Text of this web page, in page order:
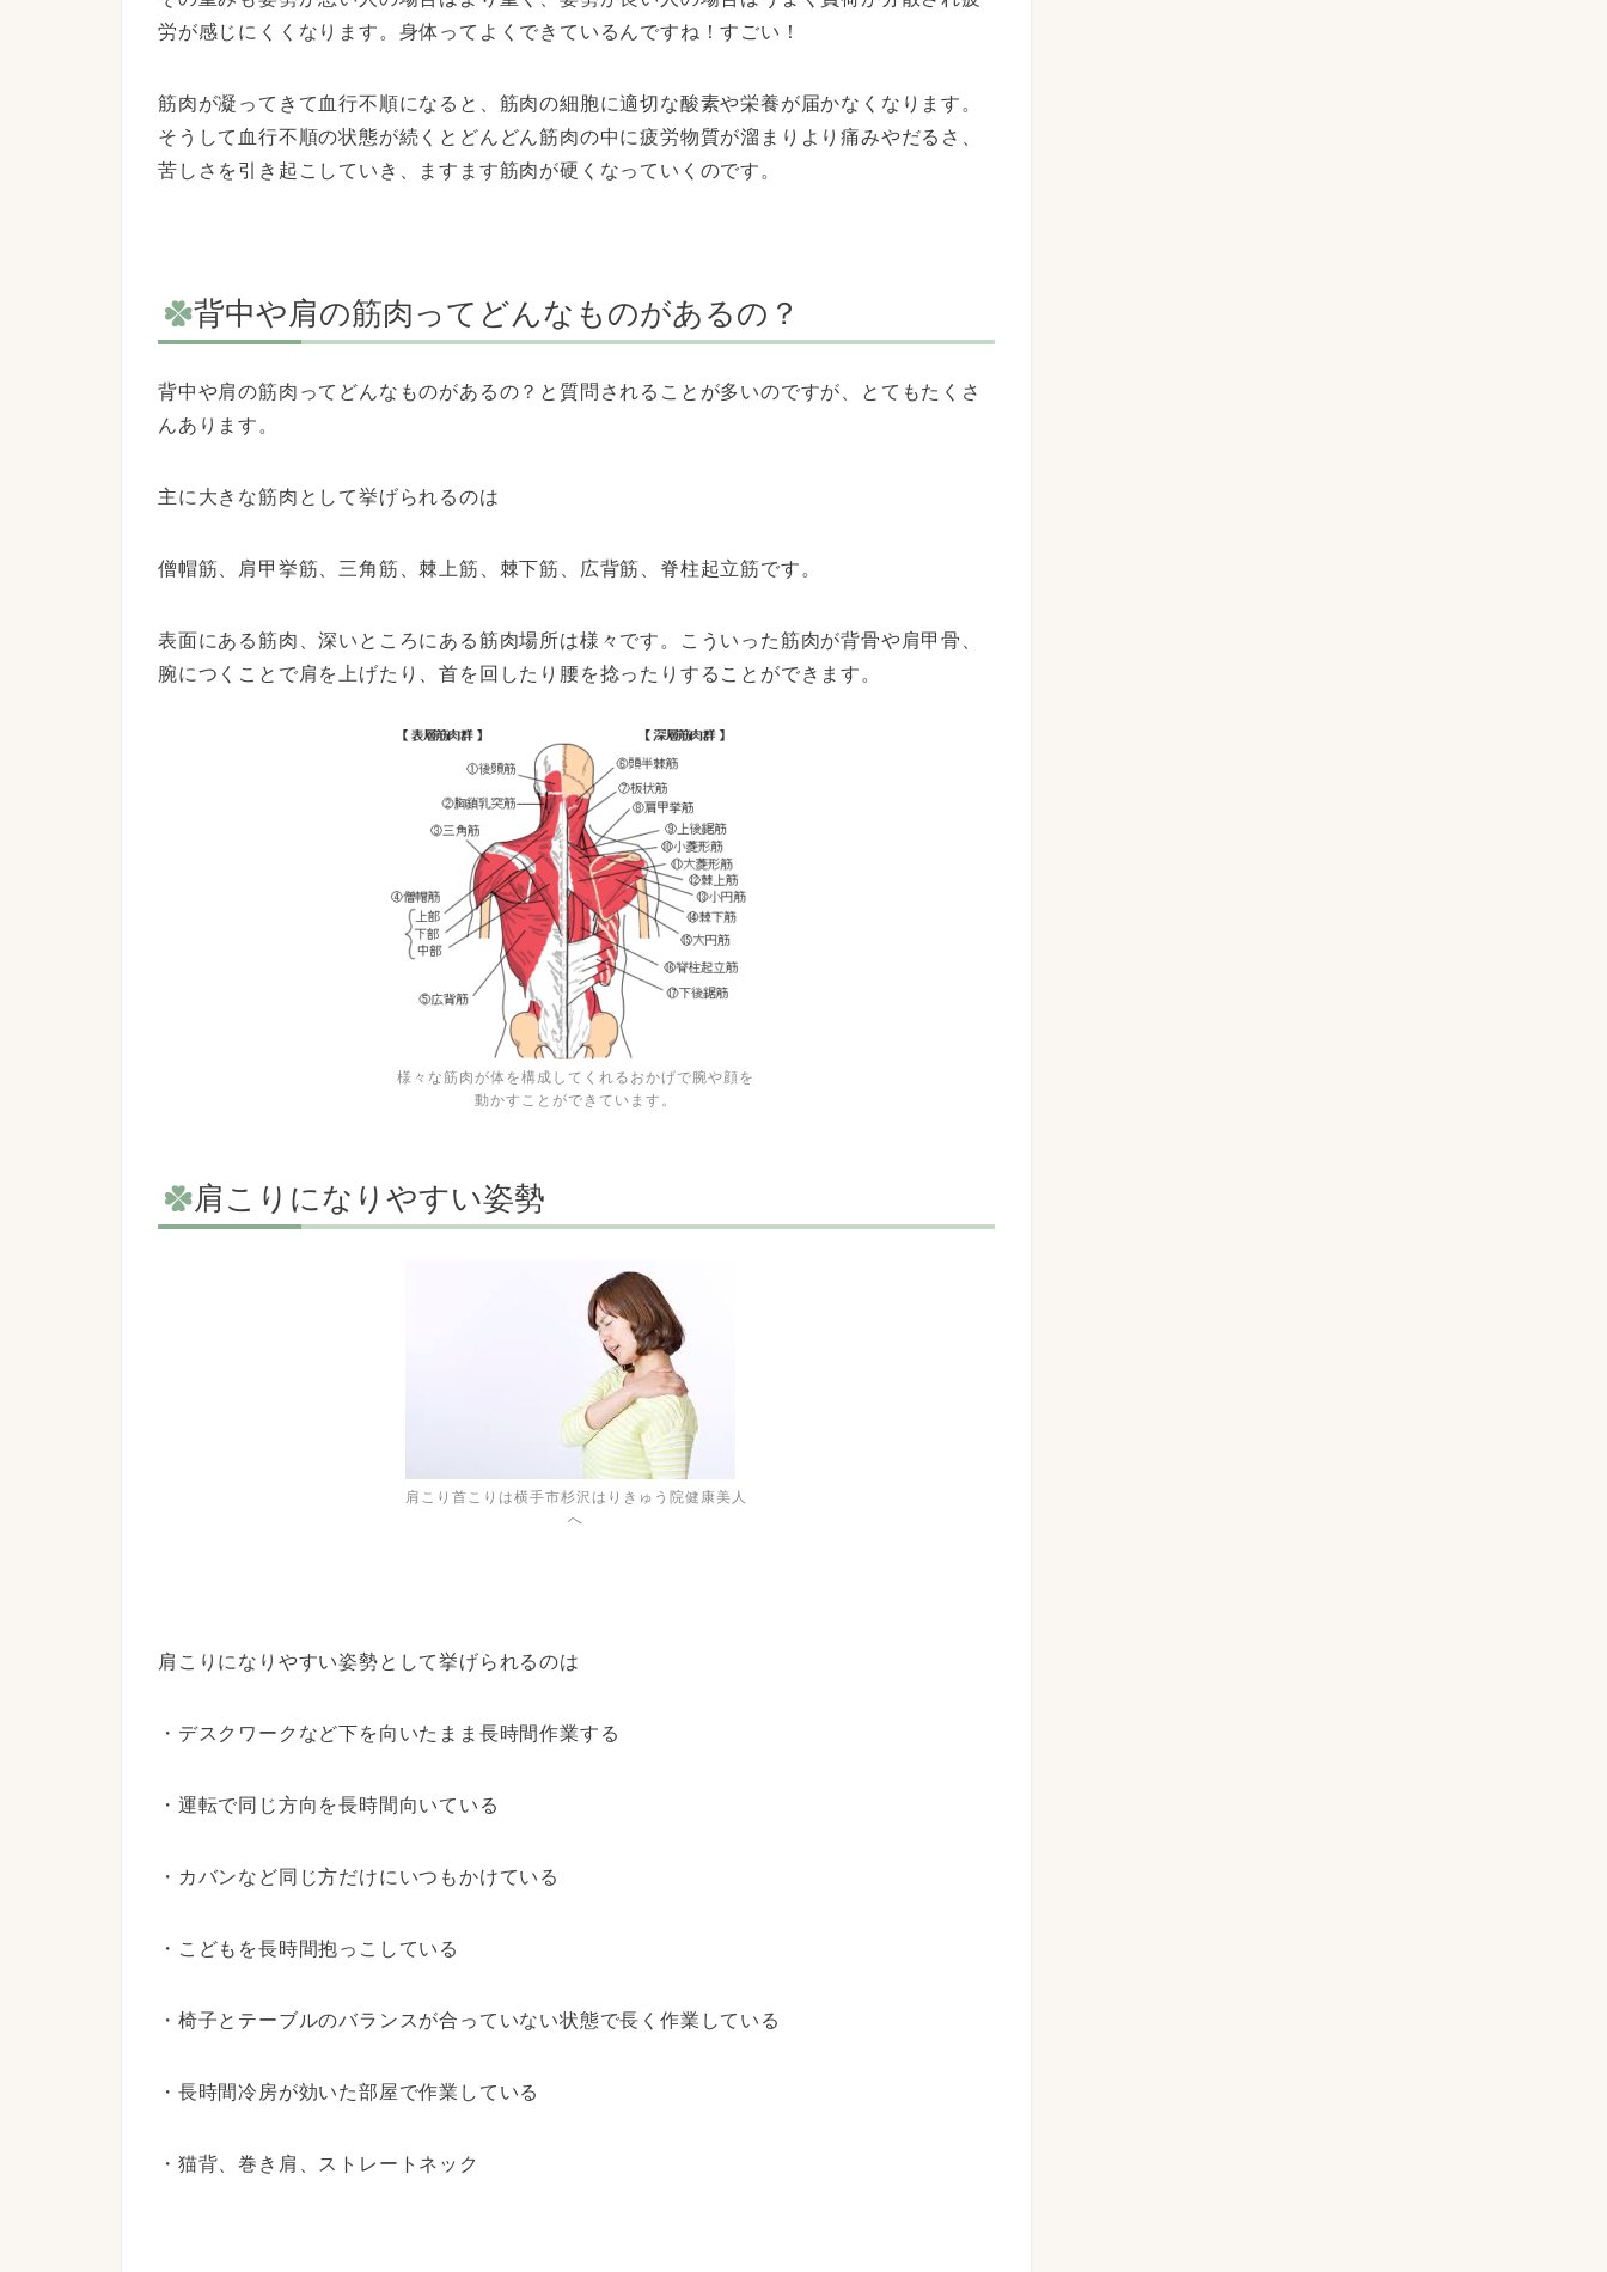
労が感じにくくなり ます。身体ってよくできているんですね！すごい！
筋肉が凝ってきて血行不順になると、 筋肉の細胞に適切な酸素や栄養が届かなくなります。
そうして血行不順の状態が続くとどんどん筋肉の中に疲労物質が溜 まりより痛みやだるさ、
苦しさを引き起こしていき、ますます筋肉が硬くなっていくのです。
背中や肩の筋肉ってどんなものがあるの？
背中や肩の筋肉ってどんなものがあるの？ と質問されることが多いのですが、とてもたくさ
んあります。
主に大きな筋肉として挙げられるのは
僧帽筋、肩甲挙筋、三角筋、棘上筋、棘下筋、広背筋、 脊柱起立筋です。
表面にある筋肉、深いところにある筋肉場所は様々です。
こういった筋肉が背骨や肩甲骨、
腕につくことで肩を上げたり、首を回したり腰を捻ったりすることができます。
様々な筋肉が体を構成してくれるおかげで腕や顔を
動かすことができています。
肩こりになりやすい姿勢
肩こり首こりは横手市杉沢はりきゅう院健康美人
へ
肩こりになりやすい姿勢として挙げられるのは
・デスクワークなど下を向いたまま長時間作業する
・運転で同じ方向を長時間向いている
・カバンなど同じ方だけにいつもかけている
・こどもを長時間抱っこしている
・ 椅子とテーブルのバランスが合っていない状態で長く作業している
・長時間冷房が効いた部屋で作業している
・猫背、巻き肩、ストレートネック